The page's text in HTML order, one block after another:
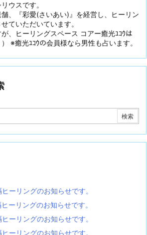
ウスです。
、『彩愛(さいあい)』を経営し、ヒーリン
ていただいています。
が、ヒーリングスペース コアー癒光ﾕｺｳは
※癒光ﾕｺｳの会員様なら男性も占います。
ーリングのお知らせです。
ーリングのお知らせです。
ーリングのお知らせです。
ーリングのお知らせです。